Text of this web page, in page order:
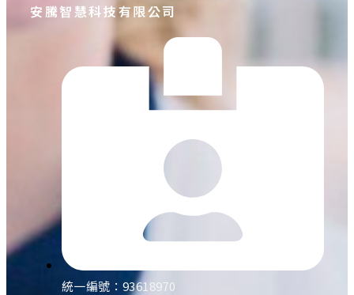
安騰智慧科技有限公司
統一編號：93618970